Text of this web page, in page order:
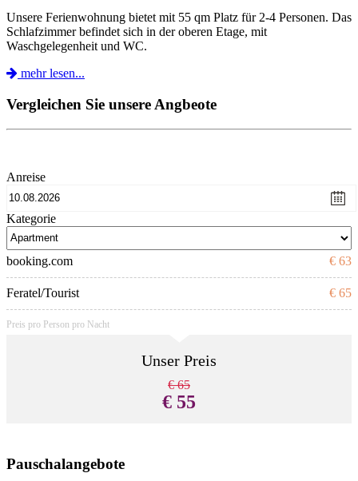
Unsere Ferienwohnung bietet mit 55 qm Platz für 2-4 Personen. Das
Schlafzimmer befindet sich in der oberen Etage, mit
Waschgelegenheit und WC.
mehr lesen...
Vergleichen Sie unsere Angbeote
Anreise
Kategorie
booking.com € 63
Feratel/Tourist € 65
Preis pro Person pro Nacht
Unser Preis
€ 65
€ 55
Pauschalangebote